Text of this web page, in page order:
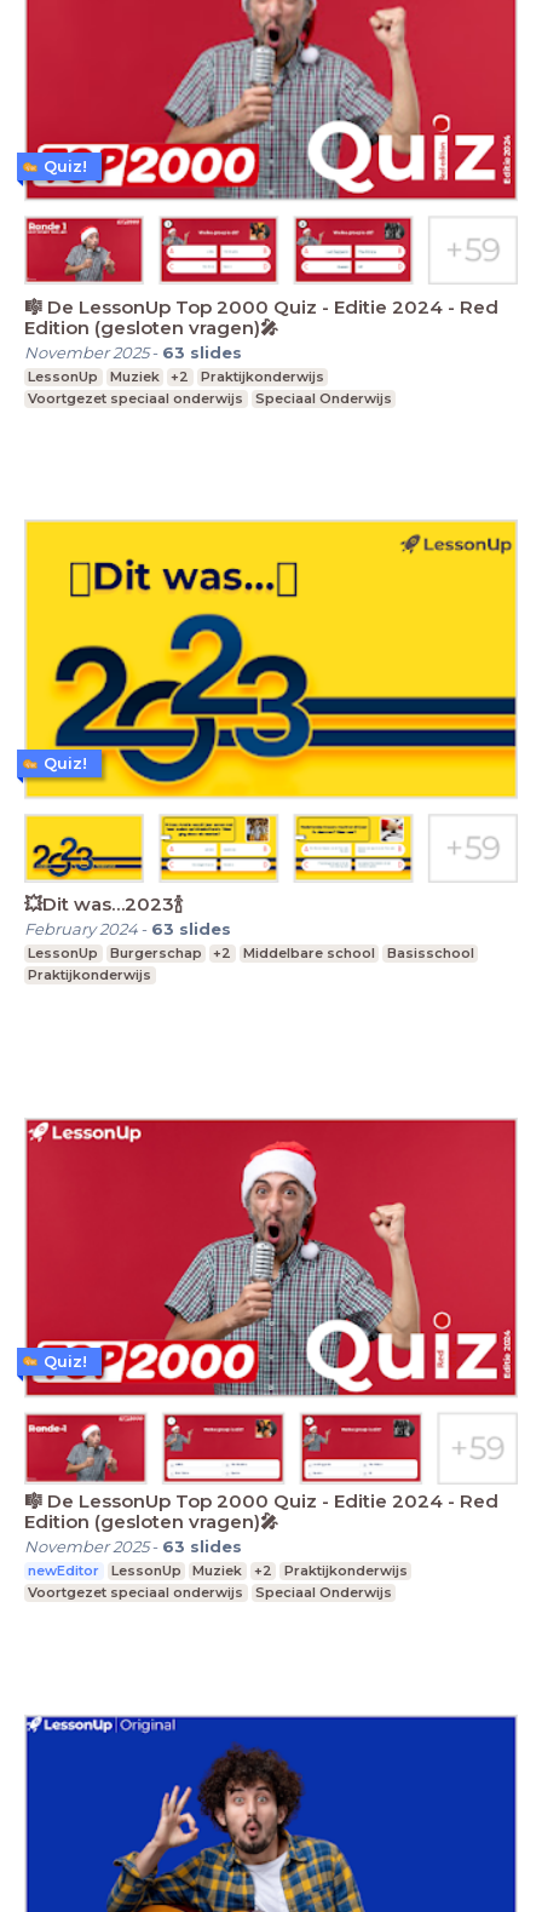
🎼 De LessonUp Top 2000 Quiz - Editie 2024 - Red
Edition (gesloten vragen)🎤
November 2025- 63 slides
LessonUp Muziek +2
Praktijkonderwijs
Voortgezet speciaal onderwijs
Speciaal Onderwijs
Quiz!
💥Dit was…2023🍾
February 2024- 63 slides
LessonUp Burgerschap +2 Middelbare school
Basisschool
Praktijkonderwijs
Quiz!
🎼 De LessonUp Top 2000 Quiz - Editie 2024 - Red
Edition (gesloten vragen)🎤
November 2025- 63 slides
newEditor LessonUp Muziek +2
Praktijkonderwijs
Voortgezet speciaal onderwijs
Speciaal Onderwijs
Quiz!